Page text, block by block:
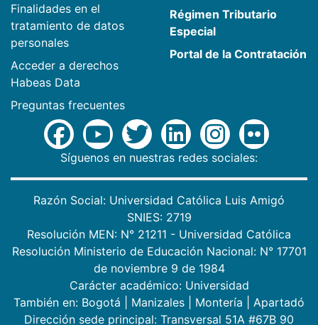
Finalidades en el
tratamiento de datos
personales
Acceder a derechos
Habeas Data
Preguntas frecuentes
Régimen Tributario
Especial
Portal de la Contratación
Síguenos en nuestras redes sociales:
Razón Social: Universidad Católica Luis Amigó
SNIES: 2719
Resolución MEN: N° 21211 - Universidad Católica
Resolución Ministerio de Educación Nacional: N° 17701
de noviembre 9 de 1984
Carácter académico: Universidad
También en: Bogotá Manizales Montería
Apartadó
Dirección sede principal: Transversal 51A #67B 90